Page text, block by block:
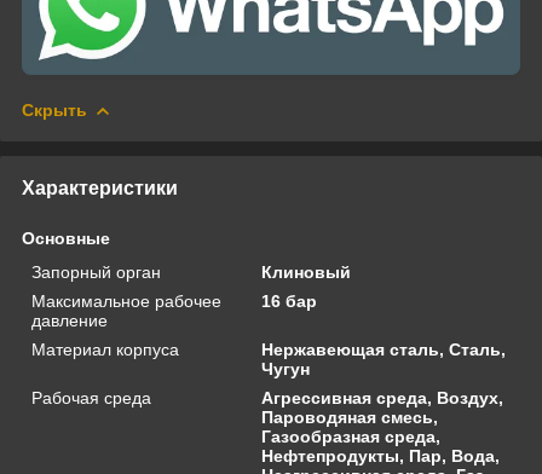
Скрыть
Характеристики
Основные
Запорный орган
Клиновый
Максимальное рабочее
давление
16 бар
Материал корпуса
Нержавеющая сталь, Сталь,
Чугун
Рабочая среда
Агрессивная среда, Воздух,
Пароводяная смесь,
Газообразная среда,
Нефтепродукты, Пар, Вода,